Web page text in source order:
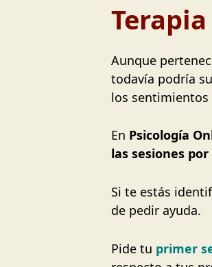
Aunque
todavía podría
los sentimientos
En Psicología
las sesiones
Si te estás
de pedir ayuda.
Pide tu primer